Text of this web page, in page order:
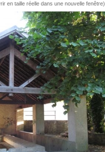
en taille réelle dans une nouvelle fenêtre)